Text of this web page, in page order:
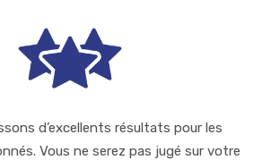
d’excellents résultats pour les
Vous ne serez pas jugé sur votre